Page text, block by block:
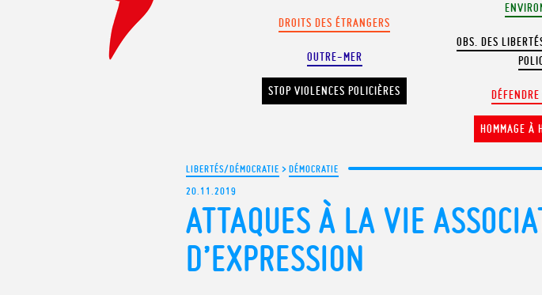
DROITS DES ÉTRANGERS
OUTRE-MER
STOP VIOLENCES POLICIÈRES
OBS. DES
HOMMAGE À
LIBERTÉS/DÉMOCRATIE >DÉMOCRATIE
20.11.2019
ATTAQUES À LA VIE
D’EXPRESSION